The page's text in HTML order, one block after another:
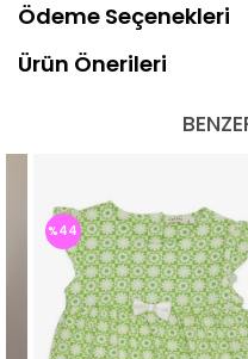
Ödeme Seçenekleri
Ürün Önerileri
%44